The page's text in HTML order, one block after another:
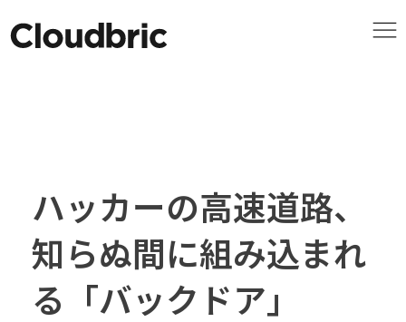
ハッカーの高速道路、
知らぬ間に組み込まれ
る「バックドア」